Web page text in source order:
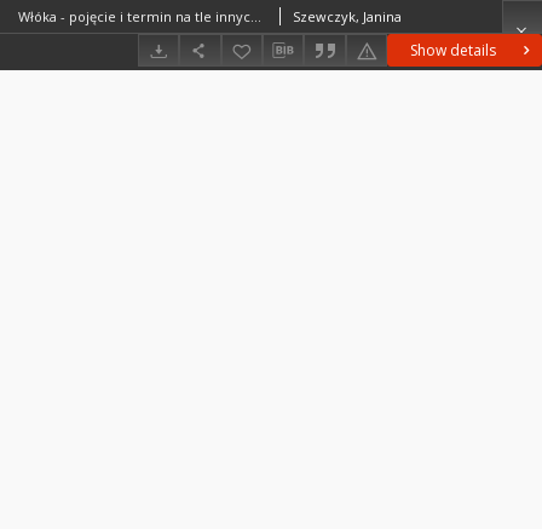
Show details
Włóka - pojęcie i termin na tle innych średniowiecznych jednostek pomiaru ziemi = Włóka (notion and term considered on background of medieval units of measure) = Voloka - ponjatie i termin na fone drugich orednevekovych edinic mery Szewczyk, Janina